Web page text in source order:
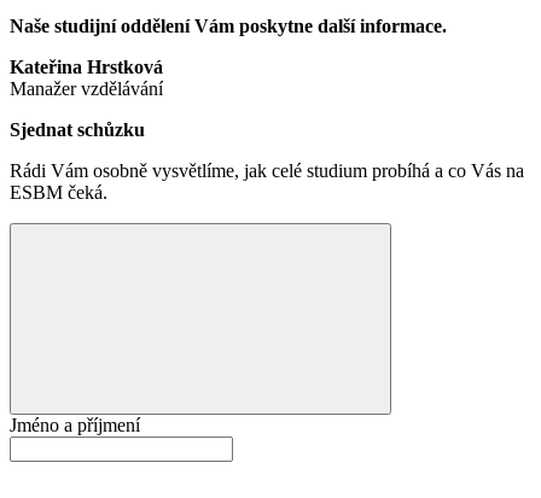
Naše studijní oddělení Vám poskytne další informace.
Kateřina Hrstková
Manažer vzdělávání
Sjednat schůzku
Rádi Vám osobně vysvětlíme, jak celé studium probíhá a co Vás na
ESBM čeká.
Jméno a příjmení